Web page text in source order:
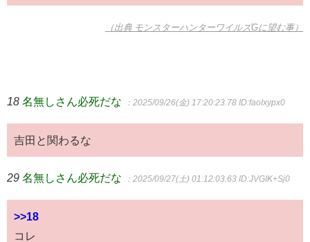
（出典 モンスターハンターワイルズGに望む事）
18 名無しさん必死だな ：2025/09/26(金) 17:20:23.78 ID:faoIxypx0
吉田と関わるな
29 名無しさん必死だな ：2025/09/27(土) 01:12:03.63 ID:JVGIK+Sj0
>>18
コレ